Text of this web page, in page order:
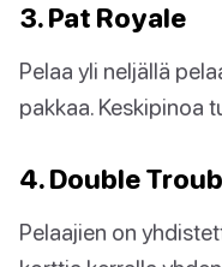
3. Pat Royale
Pelaa yli neljällä
pakkaa. Keskipinoa
4. Double
Pelaajien on